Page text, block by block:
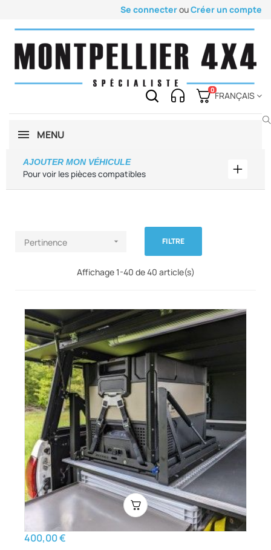
Se connecterouCréer un compte
0
FRANÇAIS
MENU
Pour voir les pièces compatibles
AJOUTER MON VÉHICULE
Pertinence  FILTRE
Affichage 1-40 de 40 article(s)
400,00 €